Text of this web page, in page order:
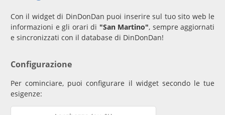
Con il widget di DinDonDan puoi inserire sul tuo sito web le
informazioni e gli orari di "San Martino", sempre aggiornati
e sincronizzati con il database di DinDonDan!
Configurazione
Per cominciare, puoi configurare il widget secondo le tue
esigenze: